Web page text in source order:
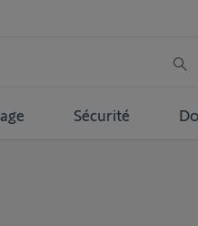
Sécurité